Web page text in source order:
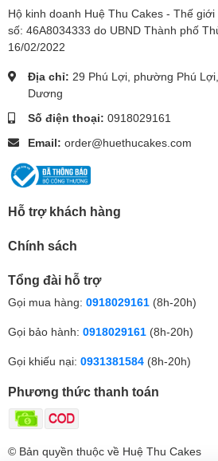
Hộ kinh doanh Huệ Thu Cakes - Thế
số: 46A8034333 do UBND Thành phố
16/02/2022
Địa chỉ: 29 Phú Lợi, phường Phú
Dương
Số điện thoại: 0918029161
Email: order@huethucakes.com
Hỗ trợ khách hàng
Chính sách
Tổng đài hỗ trợ
Gọi mua hàng: 0918029161 (8h-20h)
Gọi bảo hành: 0918029161 (8h-20h)
Gọi khiếu nại: 0931381584 (8h-20h)
Phương thức thanh toán
© Bản quyền thuộc về Huệ Thu Cakes